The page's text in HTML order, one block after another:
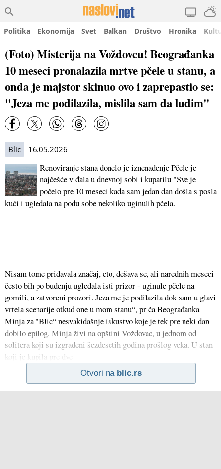
Politika Ekonomija Svet Balkan Društvo Hronika
(Foto) Misterija na Voždovcu! Beograđanka
10 meseci pronalazila mrtve pčele u stanu, a
onda je majstor skinuo ovo i zaprepastio se:
"Jeza me podilazila, mislila sam da ludim"
Blic 16.05.2026
Renoviranje stana donelo je iznenađenje Pčele je
najčešće viđala u dnevnoj sobi i kupatilu "Sve je
počelo pre 10 meseci kada sam jedan dan došla s posla
kući i ugledala na podu sobe nekoliko uginulih pčela.
Nisam tome pridavala značaj, eto, dešava se, ali narednih meseci
često bih po buđenju ugledala isti prizor - uginule pčele na
gomili, a zatvoreni prozori. Jeza me je podilazila dok sam u glavi
vrtela scenarije otkud one u mom stanu“, priča Beograđanka
Minja za "Blic“ nesvakidašnje iskustvo koje je tek pre neki dan
dobilo epilog. Minja živi na opštini Voždovac, u jednom od
solitera koji su izgrađeni šezdesetih godina prošlog veka. U stan
koji je kupila pre dve
Otvori na blic.rs